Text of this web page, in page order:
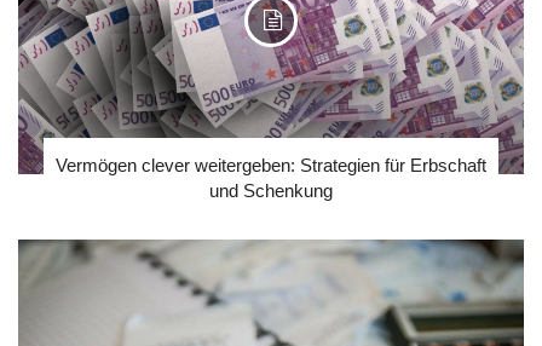
Vermögen clever weitergeben: Strategien für Erbschaft
und Schenkung